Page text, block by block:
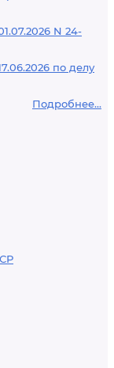
N 24-
по делу
Подробнее...